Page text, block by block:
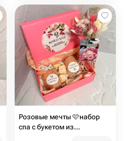
Розовые мечты 🩷набор
спа с букетом из